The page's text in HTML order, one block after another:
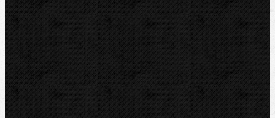
KEMPER
Guilbert EXPRESS
ZENTEN